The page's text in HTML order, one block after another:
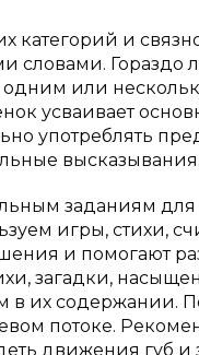
категорий и
Гораздо
одним или
усваивает
употреблять
высказывания.
заданиям для
игры, стихи,
и помогают
загадки,
в их содержании.
потоке.
движения губ и